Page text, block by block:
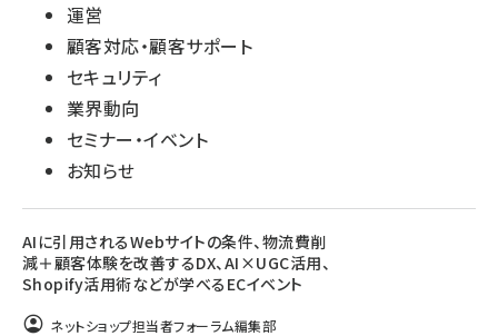
運営
顧客対応・顧客サポート
セキュリティ
業界動向
セミナー・イベント
お知らせ
AIに引用されるWebサイトの条件、物流費削
減＋顧客体験を改善するDX、AI×UGC活用、
Shopify活用術などが学べるECイベント
ネットショップ担当者フォーラム編集部